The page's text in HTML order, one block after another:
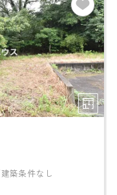
築条件なし